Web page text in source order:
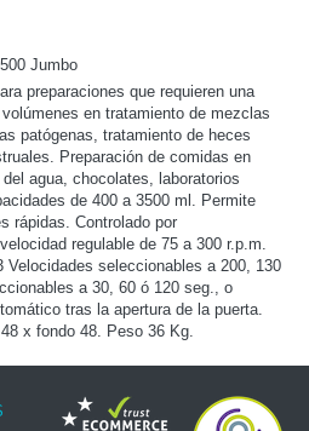
Jumbo
preparaciones que requieren una
en tratamiento de mezclas
patógenas, tratamiento de heces
Preparación de comidas en
agua, chocolates, laboratorios
de 400 a 3500 ml. Permite
rápidas. Controlado por
regulable de 75 a 300 r.p.m.
seleccionables a 200, 130
a 30, 60 ó 120 seg., o
tras la apertura de la puerta.
x fondo 48. Peso 36 Kg.